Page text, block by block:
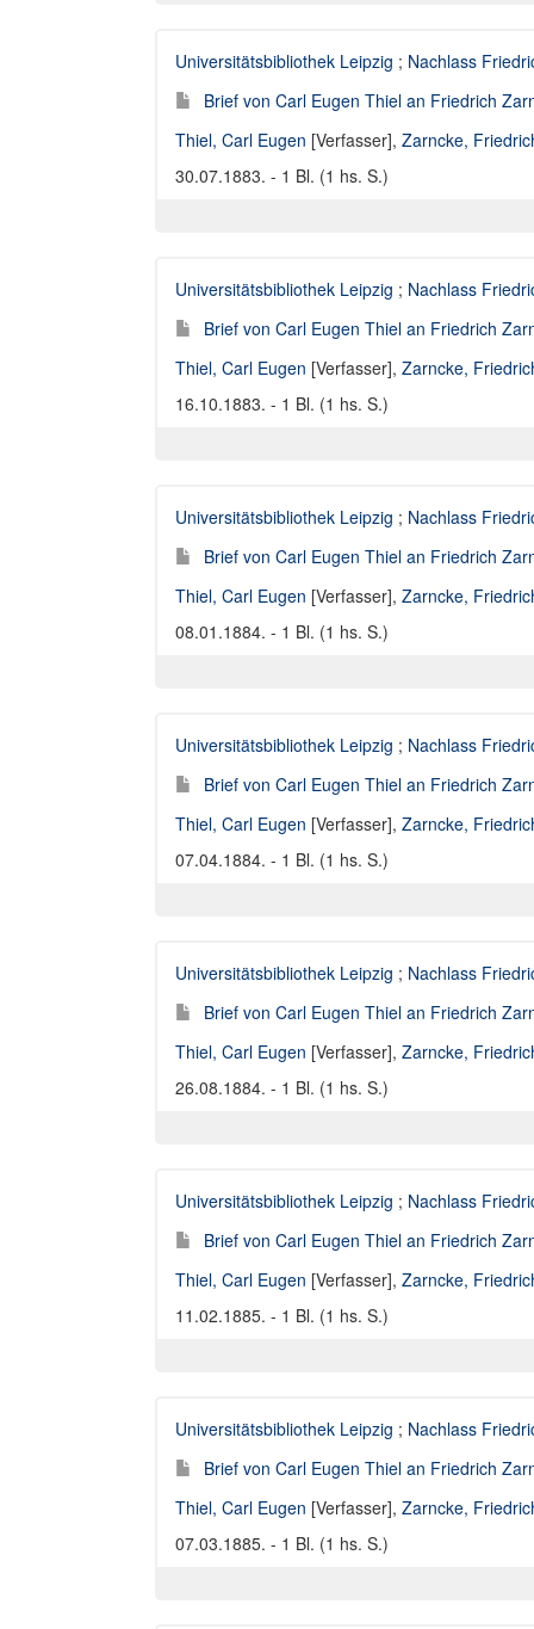
Universitätsbibliothek Leipzig ; Nachlass
Brief von Carl Eugen Thiel an Friedrich
Thiel, Carl Eugen [Verfasser], Zarncke,
30.07.1883. - 1 Bl. (1 hs. S.)
Universitätsbibliothek Leipzig ; Nachlass
Brief von Carl Eugen Thiel an Friedrich
Thiel, Carl Eugen [Verfasser], Zarncke,
16.10.1883. - 1 Bl. (1 hs. S.)
Universitätsbibliothek Leipzig ; Nachlass
Brief von Carl Eugen Thiel an Friedrich
Thiel, Carl Eugen [Verfasser], Zarncke,
08.01.1884. - 1 Bl. (1 hs. S.)
Universitätsbibliothek Leipzig ; Nachlass
Brief von Carl Eugen Thiel an Friedrich
Thiel, Carl Eugen [Verfasser], Zarncke,
07.04.1884. - 1 Bl. (1 hs. S.)
Universitätsbibliothek Leipzig ; Nachlass
Brief von Carl Eugen Thiel an Friedrich
Thiel, Carl Eugen [Verfasser], Zarncke,
26.08.1884. - 1 Bl. (1 hs. S.)
Universitätsbibliothek Leipzig ; Nachlass
Brief von Carl Eugen Thiel an Friedrich
Thiel, Carl Eugen [Verfasser], Zarncke,
11.02.1885. - 1 Bl. (1 hs. S.)
Universitätsbibliothek Leipzig ; Nachlass
Brief von Carl Eugen Thiel an Friedrich
Thiel, Carl Eugen [Verfasser], Zarncke,
07.03.1885. - 1 Bl. (1 hs. S.)